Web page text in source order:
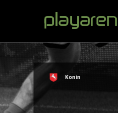
Konin